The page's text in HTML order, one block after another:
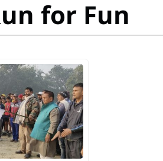
for Fun